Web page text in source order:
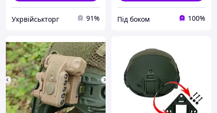
Укрвійськторг 91% Під боком 100%